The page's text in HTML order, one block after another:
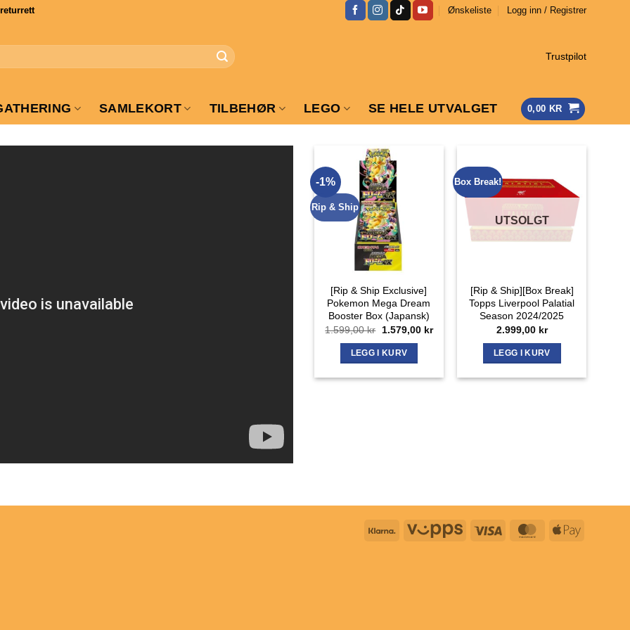
Ønskeliste Logg inn / Registrer
Trustpilot
SAMLEKORT TILBEHØR LEGO SE HELE UTVALGET 0,00 KR
-1%
Rip & Ship
[Rip & Ship Exclusive]
Pokemon Mega Dream
Booster Box (Japansk)
1.599,00kr
Opprinnelig
var:
1.599,00 kr.
1.579,00 krNåværende
LEGG I KURV
Box Break!
UTSOLGT
[Rip & Ship][Box Break]
Topps Liverpool Palatial
Season 2024/2025
2.999,00 kr
LEGG I KURV
Klarna Vipps Visa MasterCardApple